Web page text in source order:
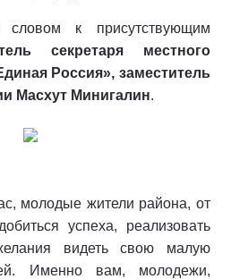
словом к присутствующим
секретаря местного
Россия», заместитель
Масхут Минигалин.
молодые жители района, от
успеха, реализовать
видеть свою малую
Именно вам, молодежи,